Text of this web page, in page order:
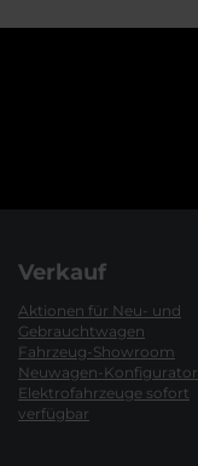
Verkauf
Aktionen für Neu- und
Gebrauchtwagen
Fahrzeug-Showroom
Neuwagen-Konfigurator
Elektrofahrzeuge sofort
verfügbar